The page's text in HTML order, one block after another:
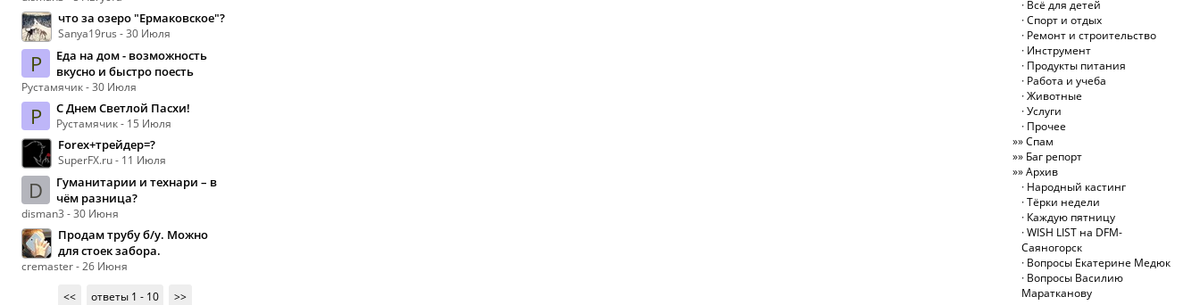
что за озеро "Ермаковское"?
Sanya19rus - 30 Июля
Р
Еда на дом - возможность
вкусно и быстро поесть
Рустамячик - 30 Июля
Р С Днем Светлой Пасхи!
Рустамячик - 15 Июля
Forex+трейдер=?
SuperFX.ru - 11 Июля
D
Гуманитарии и технари – в
чём разница?
disman3 - 30 Июня
Продам трубу б/у. Можно
для стоек забора.
cremaster - 26 Июня
<<
ответы 1 - 10 >>
Всё для детей
Спорт и отдых
Ремонт и строительство
Инструмент
Продукты питания
Работа и учеба
Животные
Услуги
Прочее
Спам
Баг репорт
Архив
Народный кастинг
Тёрки недели
Каждую пятницу
WISH LIST на DFM-
Саяногорск
Вопросы Екатерине Медюк
Вопросы Василию
Маратканову